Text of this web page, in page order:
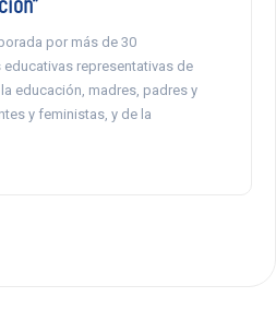
por más de 30
representativas de
educación, madres, padres y
y feministas, y de la